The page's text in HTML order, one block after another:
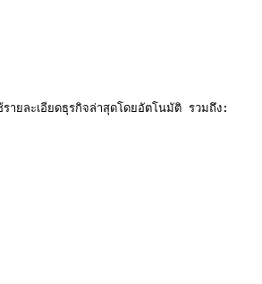
ละเอียดธุรกิจล่าสุดโดยอัตโนมัติ รวมถึง: